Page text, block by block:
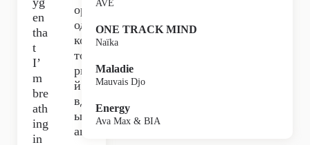
en
tha
t
I’
m
bre
ath
ing
in
ор
од,
ко
то
ры
й я
вд
ых
аю
AVE
ONE TRACK MIND
Naïka
Maladie
Mauvais Djo
Energy
Ava Max & BIA